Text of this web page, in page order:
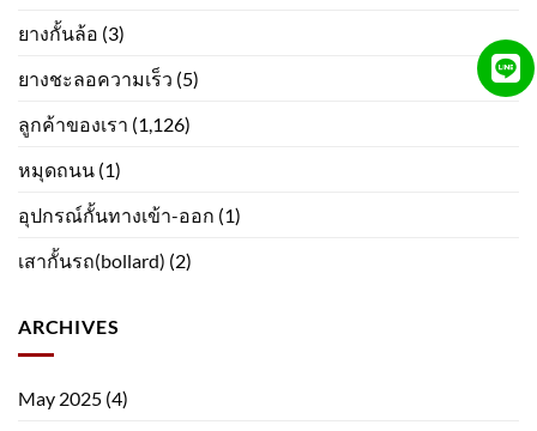
ยางกั้นล้อ (3)
ยางชะลอความเร็ว (5)
ลูกค้าของเรา (1,126)
หมุดถนน (1)
อุปกรณ์กั้นทางเข้า-ออก (1)
เสากั้นรถ(bollard) (2)
ARCHIVES
May 2025 (4)